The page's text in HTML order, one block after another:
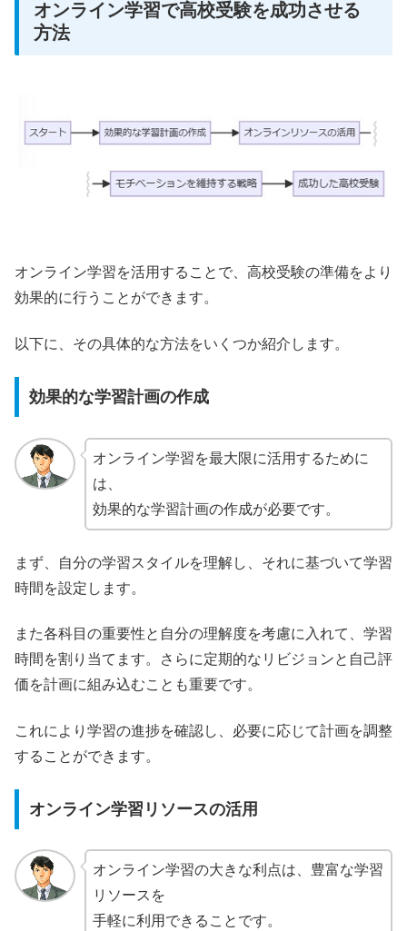
オンライン学習で高校受験を成功させる
方法
オンライン学習を活用することで、高校受験の準備をより
効果的に行うことができます。
以下に、その具体的な方法をいくつか紹介します。
効果的な学習計画の作成
オンライン学習を最大限に活用するために
は、
効果的な学習計画の作成が必要です。
まず、自分の学習スタイルを理解し、それに基づいて学習
時間を設定します。
また各科目の重要性と自分の理解度を考慮に入れて、学習
時間を割り当てます。さらに定期的なリビジョンと自己評
価を計画に組み込むことも重要です。
これにより学習の進捗を確認し、必要に応じて計画を調整
することができます。
オンライン学習リソースの活用
オンライン学習の大きな利点は、豊富な学習
リソースを
手軽に利用できることです。